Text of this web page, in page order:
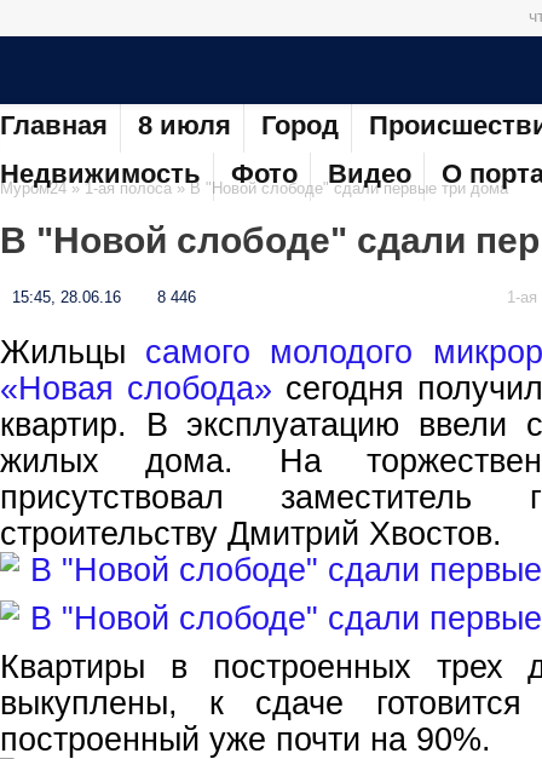
Главная 8 июля Город
Недвижимость
Фото Видео О
Муром24»1-ая полоса» В "Новой слободе" сдали первые три дома
В "Новой слободе" сдали
15:45, 28.06.16 8 446 1-
Жильцы самого молодого
«Новая слобода» сегодня
квартир. В эксплуатацию ввели
жилых дома. На
присутствовал заместитель
строительству Дмитрий Хвостов.
Квартиры в построенных трех
выкуплены, к сдаче
построенный уже почти на 90%.